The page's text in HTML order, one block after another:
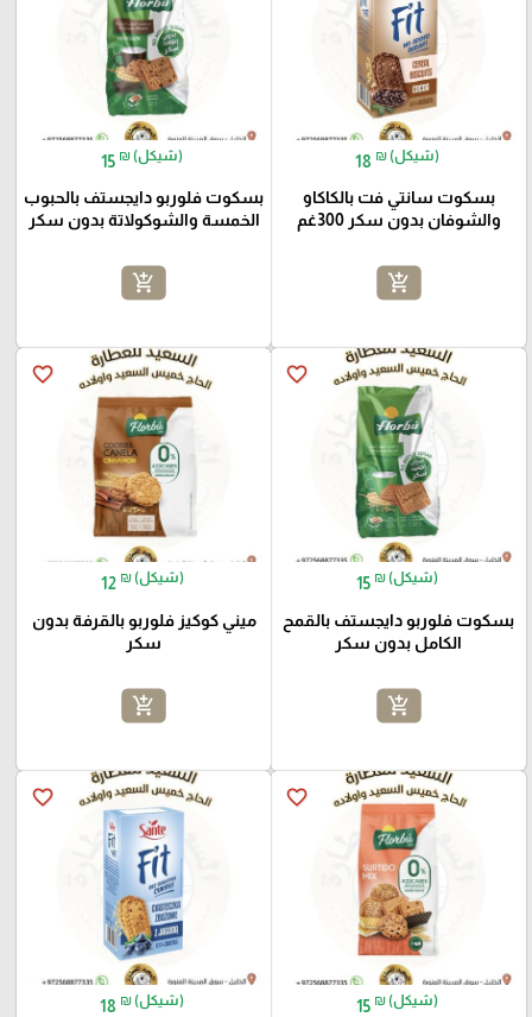
18 ₪ (شيكل)
بسكوت سانتي فت بالكاكاو
والشوفان بدون سكر 300غم
add_shopping_cart
15 ₪ (شيكل)
بسكوت فلوربو دايجستف بالحبوب
الخمسة والشوكولاتة بدون سكر
add_shopping_cart
favorite_border
15 ₪ (شيكل)
بسكوت فلوربو دايجستف بالقمح
الكامل بدون سكر
add_shopping_cart
favorite_border
12 ₪ (شيكل)
ميني كوكيز فلوربو بالقرفة بدون
سكر
add_shopping_cart
favorite_border
15 ₪ (شيكل)
favorite_border
18 ₪ (شيكل)